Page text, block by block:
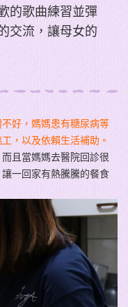
的歌曲練習並彈
交流，讓母女的
不好，媽媽患有糖尿病等
，以及依賴生活補助。
且當媽媽去醫院回診很
一回家有熱騰騰的餐食